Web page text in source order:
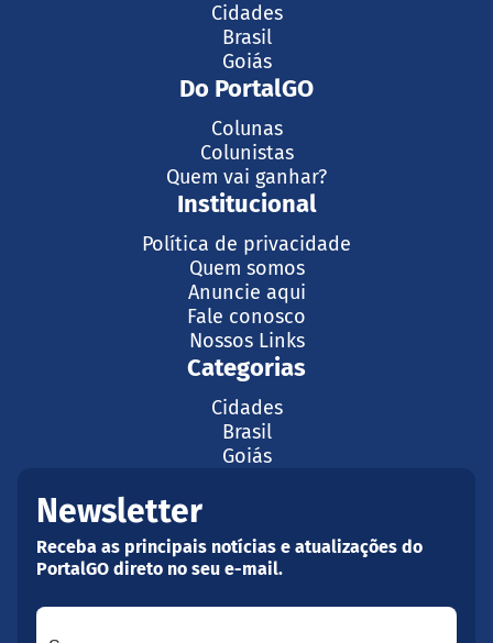
Cidades
Brasil
Goiás
Do PortalGO
Colunas
Colunistas
Quem vai ganhar?
Institucional
Política de privacidade
Quem somos
Anuncie aqui
Fale conosco
Nossos Links
Categorias
Cidades
Brasil
Goiás
Newsletter
Receba as principais notícias e atualizações do
PortalGO direto no seu e-mail.
Seu nome